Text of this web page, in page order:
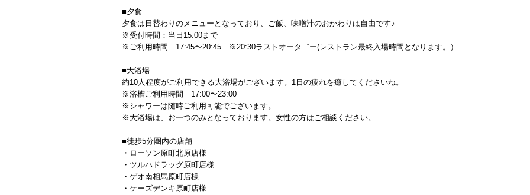
■夕食
夕食は日替わりのメニューとなっており、ご飯、味噌汁のおかわりは自由です♪
※受付時間：当日15:00まで
※ご利用時間 17:45〜20:45 ※20:30ラストオータ゛ー(レストラン最終入場時間となります。）
■大浴場
約10人程度がご利用できる大浴場がございます。1日の疲れを癒してくださいね。
※浴槽ご利用時間 17:00〜23:00
※シャワーは随時ご利用可能でございます。
※大浴場は、お一つのみとなっております。女性の方はご相談ください。
■徒歩5分圏内の店舗
・ローソン原町北原店様
・ツルハドラッグ原町店様
・ゲオ南相馬原町店様
・ケーズデンキ原町店様